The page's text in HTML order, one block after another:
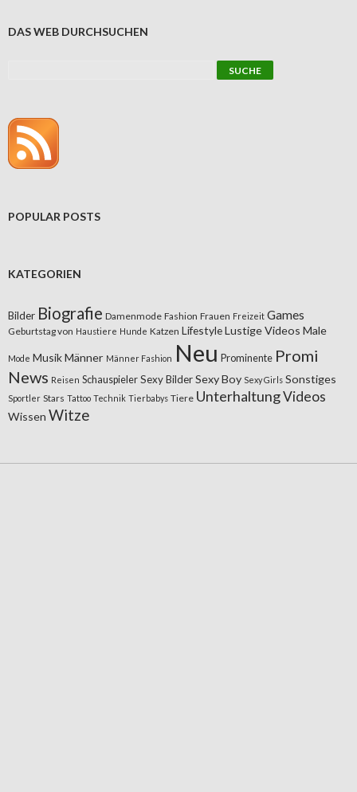
DAS WEB DURCHSUCHEN
POPULAR POSTS
KATEGORIEN
Bilder Biografie Damenmode Fashion Frauen Freizeit Games
Geburtstag von Haustiere Hunde Katzen LifestyleLustige Videos Male
Mode MusikMänner Männer Fashion Neu Prominente Promi
News Reisen Schauspieler Sexy BilderSexy Boy Sexy Girls Sonstiges
Sportler Stars Tattoo Technik Tierbabys Tiere UnterhaltungVideos
Wissen Witze